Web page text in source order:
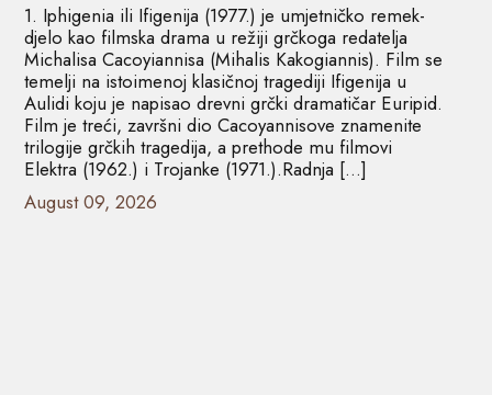
1. Iphigenia ili Ifigenija (1977.) je umjetničko remek-
djelo kao filmska drama u režiji grčkoga redatelja
Michalisa Cacoyiannisa (Mihalis Kakogiannis). Film se
temelji na istoimenoj klasičnoj tragediji Ifigenija u
Aulidi koju je napisao drevni grčki dramatičar Euripid.
Film je treći, završni dio Cacoyannisove znamenite
trilogije grčkih tragedija, a prethode mu filmovi
Elektra (1962.) i Trojanke (1971.).Radnja […]
August 09, 2026